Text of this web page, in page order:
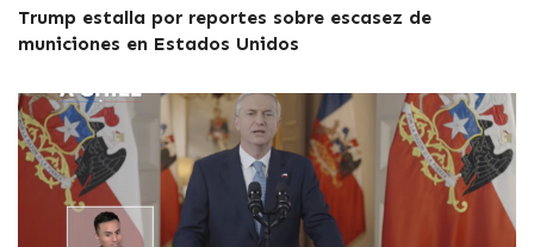
Trump estalla por reportes sobre escasez de
municiones en Estados Unidos